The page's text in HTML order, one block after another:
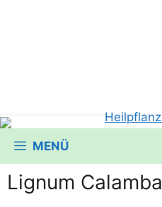
MENÜ
Lignum Calamba